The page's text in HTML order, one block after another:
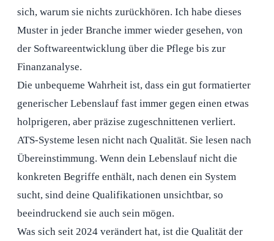
sich, warum sie nichts zurückhören. Ich habe dieses
Muster in jeder Branche immer wieder gesehen, von
der Softwareentwicklung über die Pflege bis zur
Finanzanalyse.
Die unbequeme Wahrheit ist, dass ein gut formatierter
generischer Lebenslauf fast immer gegen einen etwas
holprigeren, aber präzise zugeschnittenen verliert.
ATS-Systeme lesen nicht nach Qualität. Sie lesen nach
Übereinstimmung. Wenn dein Lebenslauf nicht die
konkreten Begriffe enthält, nach denen ein System
sucht, sind deine Qualifikationen unsichtbar, so
beeindruckend sie auch sein mögen.
Was sich seit 2024 verändert hat, ist die Qualität der